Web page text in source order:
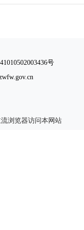
号
浏览器访问本网站